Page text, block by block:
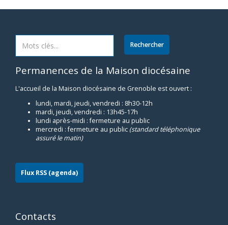
Permanences de la Maison diocésaine
L'accueil de la Maison diocésaine de Grenoble est ouvert :
lundi, mardi, jeudi, vendredi : 8h30-12h
mardi, jeudi, vendredi : 13h45-17h
lundi après-midi : fermeture au public
mercredi : fermeture au public (standard téléphonique
assuré le matin)
Flux RSS (agenda)
Contacts